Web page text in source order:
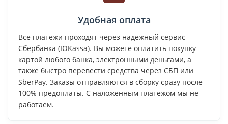
Удобная оплата
Все платежи проходят через надежный сервис
Сбербанка (ЮKassa). Вы можете оплатить покупку
картой любого банка, электронными деньгами, а
также быстро перевести средства через СБП или
SberPay. Заказы отправляются в сборку сразу после
100% предоплаты. С наложенным платежом мы не
работаем.